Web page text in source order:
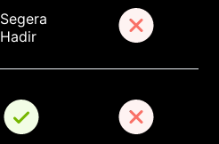
Segera
Hadir